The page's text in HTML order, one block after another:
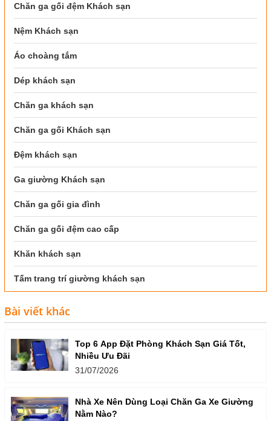
Chăn ga gối đệm Khách sạn
Nệm Khách sạn
Áo choàng tắm
Dép khách sạn
Chăn ga khách sạn
Chăn ga gối Khách sạn
Đệm khách sạn
Ga giường Khách sạn
Chăn ga gối gia đình
Chăn ga gối đệm cao cấp
Khăn khách sạn
Tấm trang trí giường khách sạn
Bài viết khác
Top 6 App Đặt Phòng Khách Sạn Giá Tốt,
Nhiều Ưu Đãi
31/07/2026
Nhà Xe Nên Dùng Loại Chăn Ga Xe Giường
Nằm Nào?